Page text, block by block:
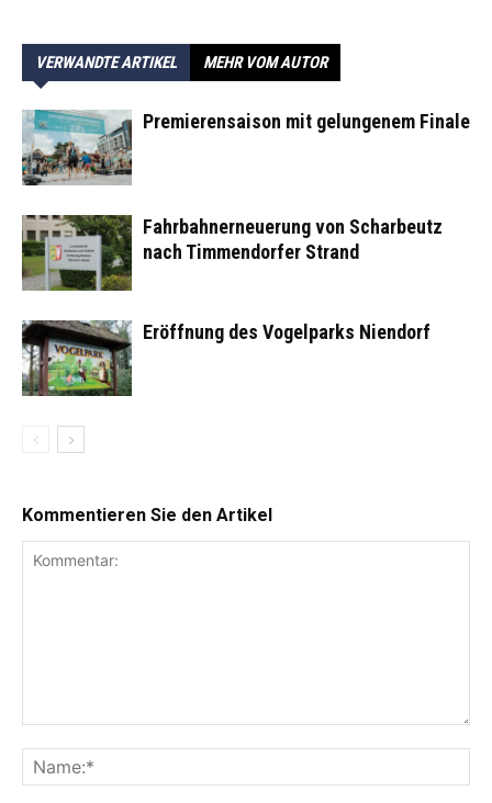
VERWANDTE ARTIKEL MEHR VOM AUTOR
Premierensaison mit gelungenem Finale
Fahrbahnerneuerung von Scharbeutz
nach Timmendorfer Strand
Eröffnung des Vogelparks Niendorf
Kommentieren Sie den Artikel